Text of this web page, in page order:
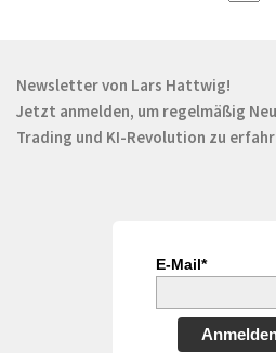
Newsletter von Lars Hattwig!
Jetzt anmelden, um regelmäßig
Trading und KI-Revolution zu
E-Mail*